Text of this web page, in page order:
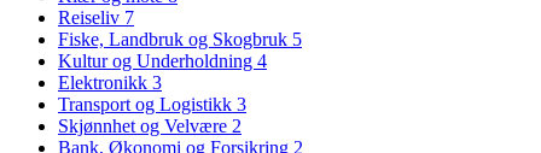
Reiseliv 7
Fiske, Landbruk og Skogbruk 5
Kultur og Underholdning 4
Elektronikk 3
Transport og Logistikk 3
Skjønnhet og Velvære 2
Bank, Økonomi og Forsikring 2